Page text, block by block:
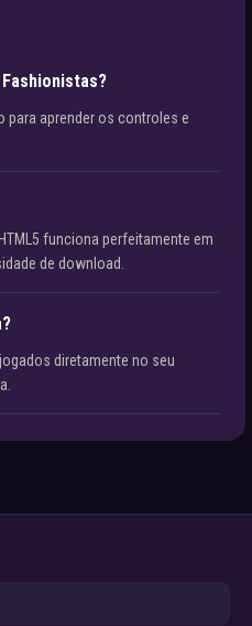
para aprender os controles e
funciona perfeitamente em
de download.
diretamente no seu